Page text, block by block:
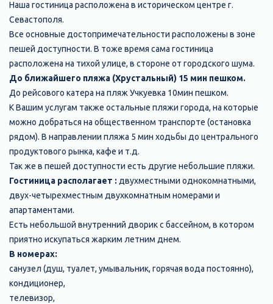
Наша гостиница расположена в историческом центре г.
Севастополя.
Все основные достопримечательности расположены в зоне
пешей доступности. В тоже время сама гостиница
расположена на тихой улице, в стороне от городского шума.
До ближайшего пляжа (Хрустальный) 15 мин пешком.
До рейсового катера на пляж Учкуевка 10мин пешком.
К Вашим услугам также остальные пляжи города, на которые
можно добраться на общественном транспорте (остановка
рядом). В направлении пляжа 5 мин ходьбы до центрального
продуктового рынка, кафе и т.д.
Так же в пешей доступности есть другие небольшие пляжи.
Гостиница располагает : двухместными однокомнатными,
двух-четырехместным двухкомнатным номерами и
апартаментами.
Есть небольшой внутренний дворик с бассейном, в котором
приятно искупаться жарким летним днем.
В номерах:
санузел (душ, туалет, умывальник, горячая вода постоянно),
кондиционер,
телевизор,